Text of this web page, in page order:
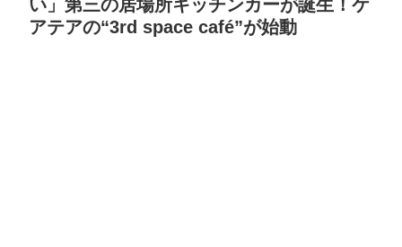
い」第三の居場所キッチンカーが誕生！ケ
アテアの“3rd space café”が始動